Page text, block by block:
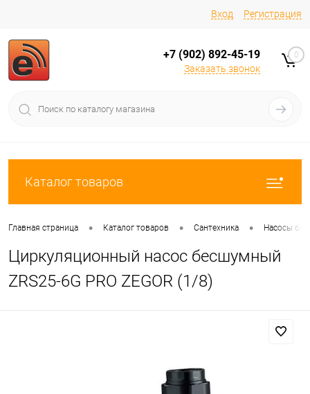
Вход Регистрация
+7 (902) 892-45-19
Заказать звонок
0
Каталог товаров
Главная страница • Каталог товаров • Сантехника • Насосы
Циркуляционный насос бесшумный
ZRS25-6G PRO ZEGOR (1/8)